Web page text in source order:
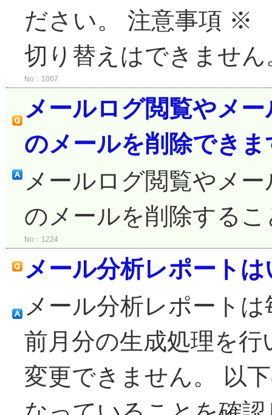
ださい。 注意事項 ※
切り替えはできませ
No：1007
メールログ閲覧やメ
のメールを削除できま
メールログ閲覧やメ
のメールを削除する
No：1224
メール分析レポート
メール分析レポート
前月分の生成処理を
変更できません。 以